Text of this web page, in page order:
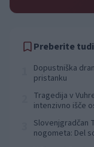
Preberite tudi
Dopustniška
pristanku
Tragedija v
intenzivno išče
Slovenjgradčan
nogometa: Del